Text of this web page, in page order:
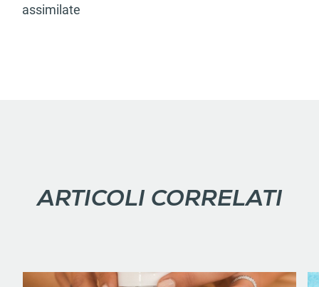
assimilate
ARTICOLI CORRELATI